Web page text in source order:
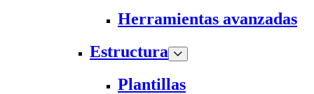
Herramientas avanzadas
Estructura
Plantillas